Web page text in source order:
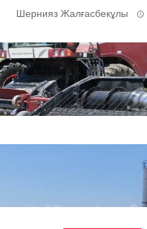
Шернияз Жалғасбекұлы